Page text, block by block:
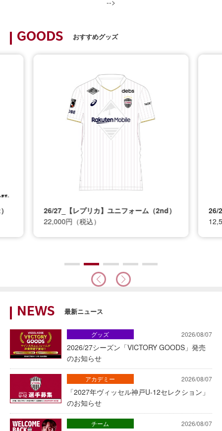
-->
GOODS おすすめグッズ
26/27_【レプリカ】ユニフォーム（2nd）
22,000円（税込）
26/
NEWS 最新ニュース
2026/08/07
2026/27シーズン「VICTORY GOODS」発売
のお知らせ
グッズ
2026/08/07
「2027年ヴィッセル神戸U-12セレクション」
のお知らせ
アカデミー
2026/08/07
チーム